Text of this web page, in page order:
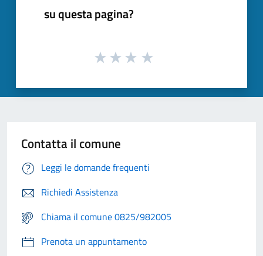
su questa pagina?
Contatta il comune
Leggi le domande frequenti
Richiedi Assistenza
Chiama il comune 0825/982005
Prenota un appuntamento